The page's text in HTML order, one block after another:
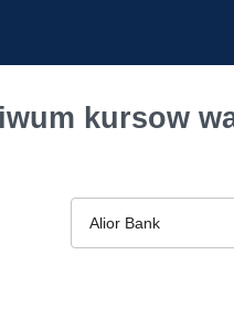
kursow
Alior Bank